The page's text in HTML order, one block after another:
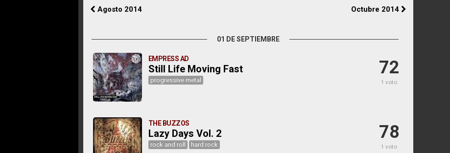
Agosto 2014 Octubre 2014
01 DE SEPTIEMBRE
72
1 voto
EMPRESS AD
Still Life Moving Fast
progressive metal
78
1 voto
THE BUZZOS
Lazy Days Vol. 2
rock and roll hard rock